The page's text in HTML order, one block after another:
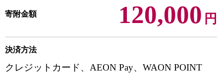
寄附金額 120,000 円
決済方法
クレジットカード、AEON Pay、WAON POINT